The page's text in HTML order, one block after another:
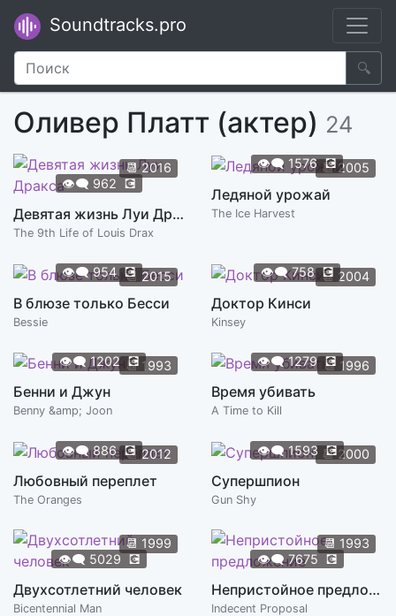
Soundtracks.pro
🔍
Оливер Платт (актер) 24
📆2016
👁️‍🗨️ 962 💽
Девятая жизнь Луи Дракса
The 9th Life of Louis Drax
📆2005
👁️‍🗨️ 1576 💽
Ледяной урожай
The Ice Harvest
📆 2015
👁️‍🗨️954 💽
В блюзе только Бесси
Bessie
📆 2004
👁️‍🗨️758 💽
Доктор Кинси
Kinsey
📆1993
👁️‍🗨️ 1202 💽
Бенни и Джун
Benny &amp; Joon
📆1996
👁️‍🗨️1279 💽
Время убивать
A Time to Kill
📆 2012
👁️‍🗨️886 💽
Любовный переплет
The Oranges
📆2000
👁️‍🗨️1593 💽
Супершпион
Gun Shy
📆 1999
👁️‍🗨️ 5029 💽
Двухсотлетний человек
Bicentennial Man
📆 1993
👁️‍🗨️7675 💽
Непристойное предложение
Indecent Proposal